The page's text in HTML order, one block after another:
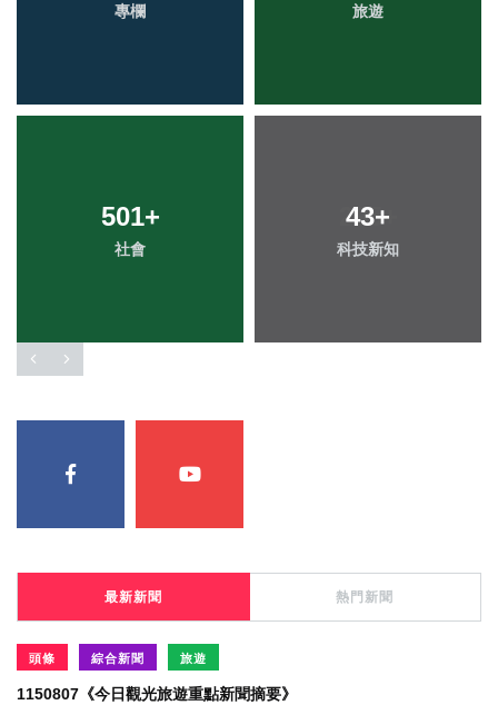
專欄 旅遊
501+
社會
43+
科技新知
最新新聞 熱門新聞
頭條 綜合新聞 旅遊
1150807《今日觀光旅遊重點新聞摘要》